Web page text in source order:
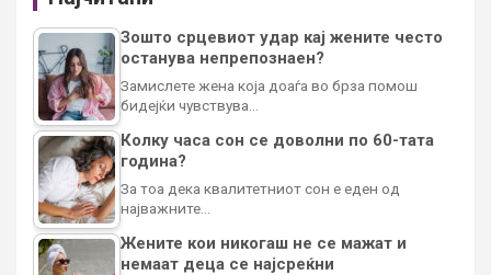
Зошто срцевиот удар кај жените често
останува непрепознаен?
Замислете жена која доаѓа во брза помош
бидејќи чувствува…
Колку часа сон се доволни по 60-тата
година?
За тоа дека квалитетниот сон е еден од
најважните…
Жените кои никогаш не се мажат и
немаат деца се најсреќни